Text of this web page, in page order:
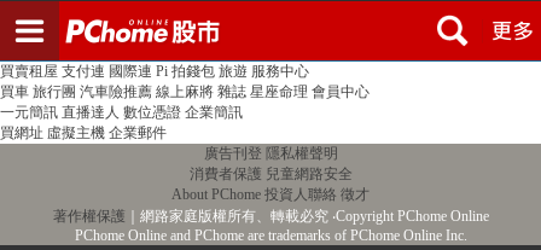
PChome首頁 線上購物 24h購物 書店
買賣租屋 支付連 國際連 Pi 拍錢包 旅遊 服務中心
買車 旅行團 汽車險推薦 線上麻將 雜誌 星座命理 會員中心
一元簡訊 直播達人 數位憑證 企業簡訊
買網址 虛擬主機 企業郵件
廣告刊登 隱私權聲明
消費者保護 兒童網路安全
About PChome 投資人聯絡 徵才
著作權保護 ｜網路家庭版權所有、轉載必究‧Copyright PChome Online
PChome Online and PChome are trademarks of PChome Online Inc.